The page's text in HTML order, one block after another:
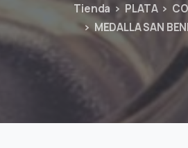
Tienda PLATA
MEDALLA SAN